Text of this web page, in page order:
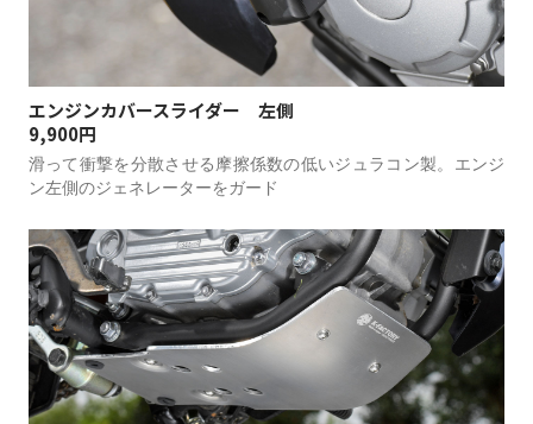
エンジンカバースライダー 左側
9,900円
滑って衝撃を分散させる摩擦係数の低いジュラコン製。エンジ
ン左側のジェネレーターをガード